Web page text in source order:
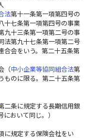
法第十一条第一項第四号の
十七条第一項第四号の事業
九十三条第一項第二号の事
法第九十七条第一項第二号
合会をいう。第二十五条第
（中小企業等協同組合法第
ものに限る。第二十五条第
二条に規定する長期信用銀
おいて同じ。）
に規定する保険会社をい